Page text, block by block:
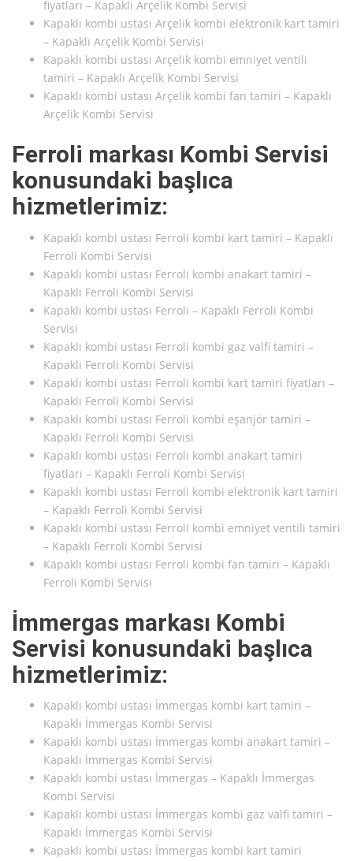
fiyatları – Kapaklı Arçelik Kombi Servisi
Kapaklı kombi ustası Arçelik kombi elektronik kart tamiri
– Kapaklı Arçelik Kombi Servisi
Kapaklı kombi ustası Arçelik kombi emniyet ventili
tamiri – Kapaklı Arçelik Kombi Servisi
Kapaklı kombi ustası Arçelik kombi fan tamiri – Kapaklı
Arçelik Kombi Servisi
Ferroli markası Kombi Servisi
konusundaki başlıca
hizmetlerimiz:
Kapaklı kombi ustası Ferroli kombi kart tamiri – Kapaklı
Ferroli Kombi Servisi
Kapaklı kombi ustası Ferroli kombi anakart tamiri –
Kapaklı Ferroli Kombi Servisi
Kapaklı kombi ustası Ferroli – Kapaklı Ferroli Kombi
Servisi
Kapaklı kombi ustası Ferroli kombi gaz valfi tamiri –
Kapaklı Ferroli Kombi Servisi
Kapaklı kombi ustası Ferroli kombi kart tamiri fiyatları –
Kapaklı Ferroli Kombi Servisi
Kapaklı kombi ustası Ferroli kombi eşanjör tamiri –
Kapaklı Ferroli Kombi Servisi
Kapaklı kombi ustası Ferroli kombi anakart tamiri
fiyatları – Kapaklı Ferroli Kombi Servisi
Kapaklı kombi ustası Ferroli kombi elektronik kart tamiri
– Kapaklı Ferroli Kombi Servisi
Kapaklı kombi ustası Ferroli kombi emniyet ventili tamiri
– Kapaklı Ferroli Kombi Servisi
Kapaklı kombi ustası Ferroli kombi fan tamiri – Kapaklı
Ferroli Kombi Servisi
İmmergas markası Kombi
Servisi konusundaki başlıca
hizmetlerimiz:
Kapaklı kombi ustası İmmergas kombi kart tamiri –
Kapaklı İmmergas Kombi Servisi
Kapaklı kombi ustası İmmergas kombi anakart tamiri –
Kapaklı İmmergas Kombi Servisi
Kapaklı kombi ustası İmmergas – Kapaklı İmmergas
Kombi Servisi
Kapaklı kombi ustası İmmergas kombi gaz valfi tamiri –
Kapaklı İmmergas Kombi Servisi
Kapaklı kombi ustası İmmergas kombi kart tamiri